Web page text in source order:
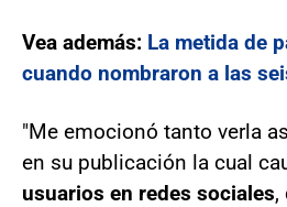
Vea además: La metida de
cuando nombraron a las
"Me emocionó tanto verla
en su publicación la cual
usuarios en redes sociales,